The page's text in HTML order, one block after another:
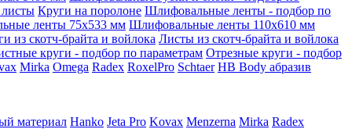
Круги на поролоне Шлифовальные ленты - подбор по
ленты 75x533 мм Шлифовальные ленты 110x610 мм
из скотч-брайта и войлока Листы из скотч-брайта и войлока
круги - подбор по параметрам Отрезные круги - подбор
Mirka Omega Radex RoxelPro Schtaer HB Body абразив
материал Hanko Jeta Pro Kovax Menzerna Mirka Radex